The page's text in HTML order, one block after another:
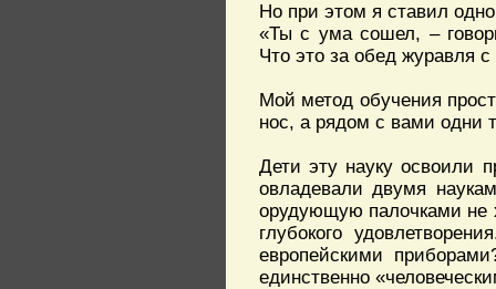
Но при этом я ставил
«Ты с ума сошел, –
Что это за обед журавля
Мой метод обучения
нос, а рядом с вами одни
Дети эту науку освоили
овладевали двумя
орудующую палочками не
глубокого
европейскими
единственно